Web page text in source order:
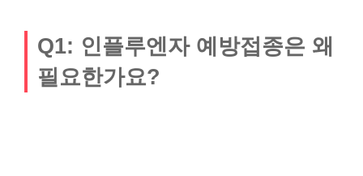
Q1: 인플루엔자 예방접종은 왜
필요한가요?